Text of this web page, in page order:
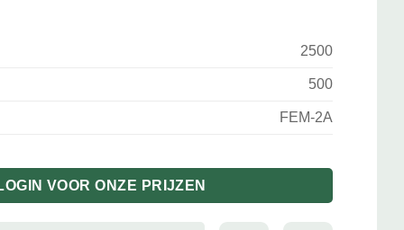
2500
500
FEM-2A
VOOR ONZE PRIJZEN